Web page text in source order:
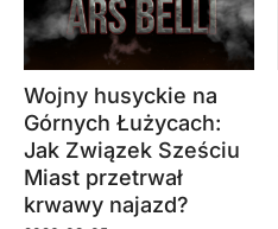
Wojny husyckie na
Górnych Łużycach:
Jak Związek Sześciu
Miast przetrwał
krwawy najazd?